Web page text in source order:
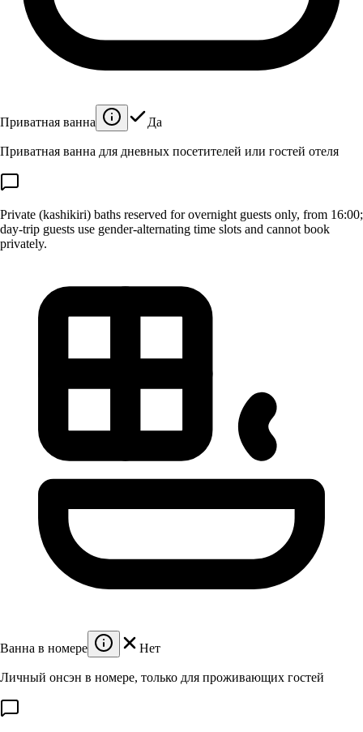
Приватная ванна Да
Приватная ванна для дневных посетителей или гостей отеля
Private (kashikiri) baths reserved for overnight guests only, from 16:00;
day-trip guests use gender-alternating time slots and cannot book
privately.
Ванна в номере Нет
Личный онсэн в номере, только для проживающих гостей